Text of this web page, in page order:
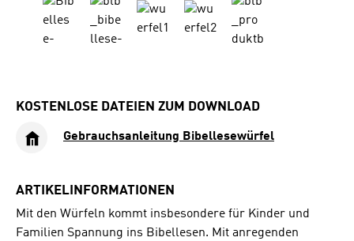
KOSTENLOSE DATEIEN ZUM DOWNLOAD
Gebrauchsanleitung Bibellesewürfel
ARTIKELINFORMATIONEN
Mit den Würfeln kommt insbesondere für Kinder und
Familien Spannung ins Bibellesen. Mit anregenden